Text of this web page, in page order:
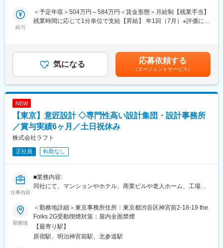
◎週2日在宅勤務可・フルフレックス制度導入
◎年間休日121日・土日祝休み
1946年の創業以来、同社はマネキンメーカーのパイオニアとして
事業を展開しながら、空間創造の領域へと事業を拡大してきまし
た。
近年はアパレルブランドのウィンドウディスプレイやポップアッ
プストア、百貨店イベント、商業施設、医療施設など多様な案件
集します。
■業務内容：
アパレルメーカー、商業施設、百貨店、医療施設など既存顧客を
中心に、店舗内装やウィンドウディスプレイ、展示会ブース、ポ
ップアップストア等の空間デザイン業務をご担当いただきます。
ブランドコンセプトや顧客ニーズを形にし、人々の心を動かす空
間づくりを実現していただくポジションです。
企画から設計、施工まで一貫して携わることができるため、デザ
ニック、美術館や博物館、テーマパーク 等
＜使用ソフト＞Vectorworks／Illustrator／Photoshop
■教育制度：
ートワーク含む）
給与
＜予定年収＞504万円～584万円＜賃金形態＞月給制【残業手当】
残業時間に応じて1分単位で支給【昇給】 年1回（7月）※評価によ
3.5か月）※業績による※想定年収には20時間として年間分の想定
残業代・首都圏居住手当3万円/月を含む。 残業なしの想定年
収 446万～517万モデル年収■年収584万円：係長/入社5年(中
途)/30代■年収650万円：課長/入社10年(中途)/40代賃金はあくまで
も目安の金額であり、選考を通じて上下する可能性があります。
気になる 応募依頼する
（エージェントサービス）
NEW
【東京】意匠設計 ◇専門性高い設計集団・設計事務所
／賞与実績6ヶ月／土日祝休み
株式会社ラフト
正社員 転勤なし
仕事内容
■業務内容:
同社にて、マンションやホテル、商業ビルや老人ホーム、工場倉
全て直取引の案件となるため、ご自身のアイデアをカタチにで
き、大きなやりがいを得ることのできるポジションです。
2021年の1年間では、大阪市内中高層建築物設計受注件数で3位に
ランクインしております。
（2022年2月26日:建通新聞掲載）
勤務地
＜勤務地詳細＞東京事務所住所：東京都渋谷区神宮前2-18-19 the
Folks 2G受動喫煙対策：屋内全面禁煙
【最寄り駅】
原宿駅、明治神宮前駅、北参道駅